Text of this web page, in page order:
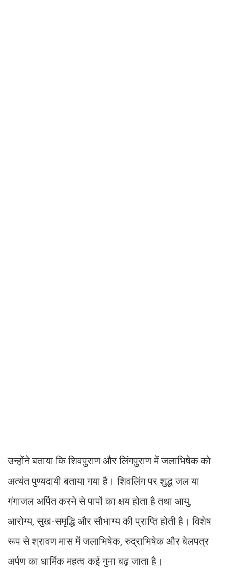
उन्होंने बताया कि शिवपुराण और लिंगपुराण में जलाभिषेक को
अत्यंत पुण्यदायी बताया गया है। शिवलिंग पर शुद्ध जल या
गंगाजल अर्पित करने से पापों का क्षय होता है तथा आयु,
आरोग्य, सुख-समृद्धि और सौभाग्य की प्राप्ति होती है। विशेष
रूप से श्रावण मास में जलाभिषेक, रुद्राभिषेक और बेलपत्र
अर्पण का धार्मिक महत्व कई गुना बढ़ जाता है।